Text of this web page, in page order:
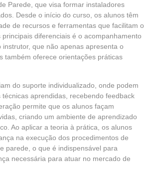
Parede, que visa formar instaladores
Desde o início do curso, os alunos têm
de recursos e ferramentas que facilitam o
diferenciais é o acompanhamento
que não apenas apresenta o
também oferece orientações práticas
do suporte individualizado, onde podem
aprendidas, recebendo feedback
permite que os alunos façam
criando um ambiente de aprendizado
Ao aplicar a teoria à prática, os alunos
na execução dos procedimentos de
parede, o que é indispensável para
necessária para atuar no mercado de